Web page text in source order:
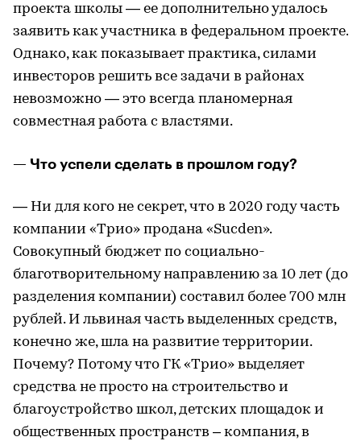
проекта школы — ее дополнительно удалось
заявить как участника в федеральном проекте.
Однако, как показывает практика, силами
инвесторов решить все задачи в районах
невозможно — это всегда планомерная
совместная работа с властями.
— Что успели сделать в прошлом году?
— Ни для кого не секрет, что в 2020 году часть
компании «Трио» продана «Sucden».
Совокупный бюджет по социально-
благотворительному направлению за 10 лет (до
разделения компании) составил более 700 млн
рублей. И львиная часть выделенных средств,
конечно же, шла на развитие территории.
Почему? Потому что ГК «Трио» выделяет
средства не просто на строительство и
благоустройство школ, детских площадок и
общественных пространств – компания, в